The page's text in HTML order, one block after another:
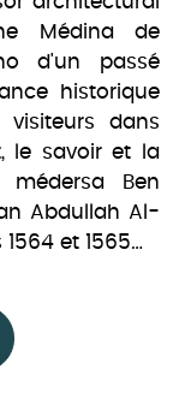
Médina de
d'un passé
historique
visiteurs dans
le savoir et la
Ben
Abdullah Al-
et 1565…